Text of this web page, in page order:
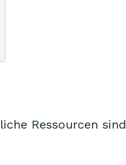
Ressourcen sind